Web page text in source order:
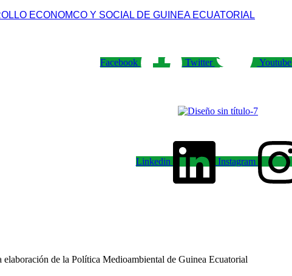
ECONOMCO Y SOCIAL DE GUINEA ECUATORIAL
Facebook Twitter Youtube
Linkedin Instagram
de la Política Medioambiental de Guinea Ecuatorial